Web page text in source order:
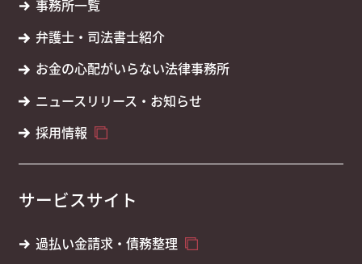
事務所一覧
弁護士・司法書士紹介
お金の心配がいらない法律事務所
ニュースリリース・お知らせ
採用情報
サービスサイト
過払い金請求・債務整理